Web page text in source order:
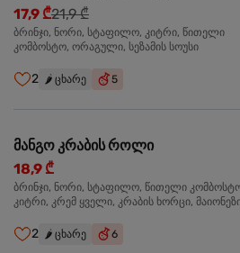
17,9 ₾21,9 ₾
ბრინჯი, ნორი, სტაფილო, კიტრი, წითელი
კომბოსტო, ორაგული, სეზამის სოუსი
2 🌶️ ცხარე 5
მანგო კრაბის როლი
18,9 ₾
ბრინჯი, ნორი, სტაფილო, წითელი
კიტრი, კრემ ყველი, კრაბის ხორცი,
2 🌶️ ცხარე 6